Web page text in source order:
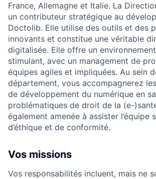
France, Allemagne et Italie. La
un contributeur stratégique au
Doctolib. Elle utilise des outils et des
innovants et constitue une véritable
digitalisée. Elle offre un
stimulant, avec un management de
équipes agiles et impliquées. Au sein
département, vous accompagnerez
de développement du numérique en
problématiques de droit de la (e-
également amenée à assister l’équipe
d’éthique et de conformité.
Vos missions
Vos responsabilités incluent, mais ne